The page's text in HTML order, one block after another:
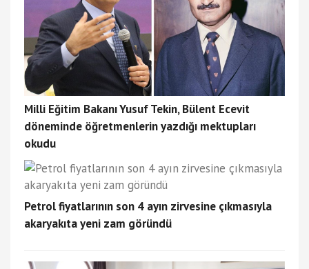
Milli Eğitim Bakanı Yusuf Tekin, Bülent Ecevit
döneminde öğretmenlerin yazdığı mektupları
okudu
Petrol fiyatlarının son 4 ayın zirvesine çıkmasıyla
akaryakıta yeni zam göründü